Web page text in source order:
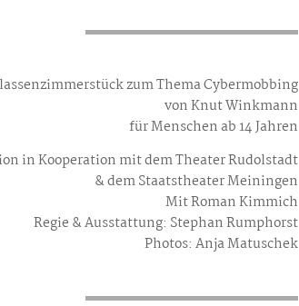
zum Thema Cybermobbing
von Knut Winkmann
für Menschen ab 14 Jahren
in Kooperation mit dem Theater Rudolstadt
& dem Staatstheater Meiningen
Mit Roman Kimmich
Regie & Ausstattung: Stephan Rumphorst
Photos: Anja Matuschek